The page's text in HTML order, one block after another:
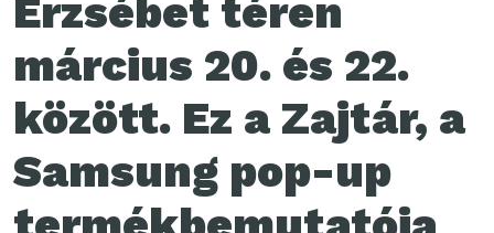
Erzsébet téren
március 20. és 22.
között. Ez a Zajtár, a
Samsung pop-up